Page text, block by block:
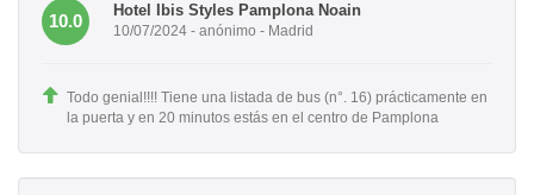
10.0
Hotel Ibis Styles Pamplona Noain
10/07/2024 - anónimo - Madrid
Todo genial!!!! Tiene una listada de bus (n°. 16) prácticamente en
la puerta y en 20 minutos estás en el centro de Pamplona